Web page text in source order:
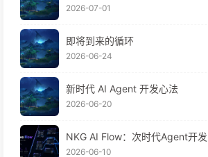
2026-07-01
即将到来的循环
2026-06-24
新时代 AI Agent 开发心法
2026-06-20
NKG AI Flow：次时代Agent开
2026-06-10